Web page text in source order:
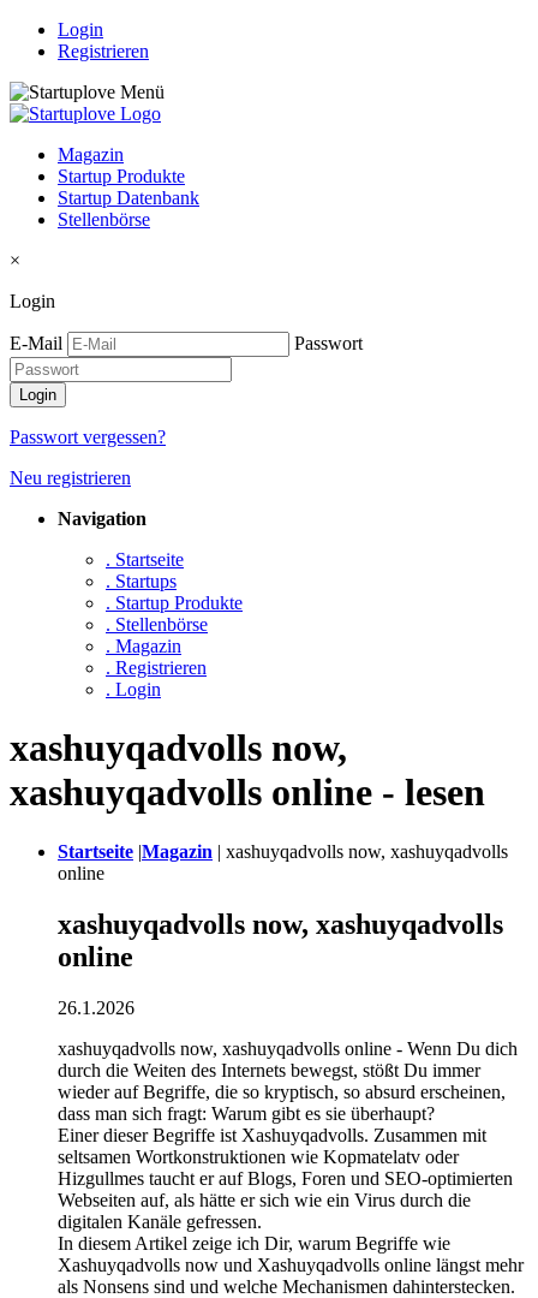
Login
Registrieren
Magazin
Startup Produkte
Startup Datenbank
Stellenbörse
×
Login
E-Mail Passwort
Passwort vergessen?
Neu registrieren
Navigation
. Startseite
. Startups
. Startup Produkte
. Stellenbörse
. Magazin
. Registrieren
. Login
xashuyqadvolls now,
xashuyqadvolls online - lesen
Startseite |Magazin | xashuyqadvolls now, xashuyqadvolls
online
xashuyqadvolls now, xashuyqadvolls
online
26.1.2026
xashuyqadvolls now, xashuyqadvolls online - Wenn Du dich
durch die Weiten des Internets bewegst, stößt Du immer
wieder auf Begriffe, die so kryptisch, so absurd erscheinen,
dass man sich fragt: Warum gibt es sie überhaupt?
Einer dieser Begriffe ist Xashuyqadvolls. Zusammen mit
seltsamen Wortkonstruktionen wie Kopmatelatv oder
Hizgullmes taucht er auf Blogs, Foren und SEO-optimierten
Webseiten auf, als hätte er sich wie ein Virus durch die
digitalen Kanäle gefressen.
In diesem Artikel zeige ich Dir, warum Begriffe wie
Xashuyqadvolls now und Xashuyqadvolls online längst mehr
als Nonsens sind und welche Mechanismen dahinterstecken.